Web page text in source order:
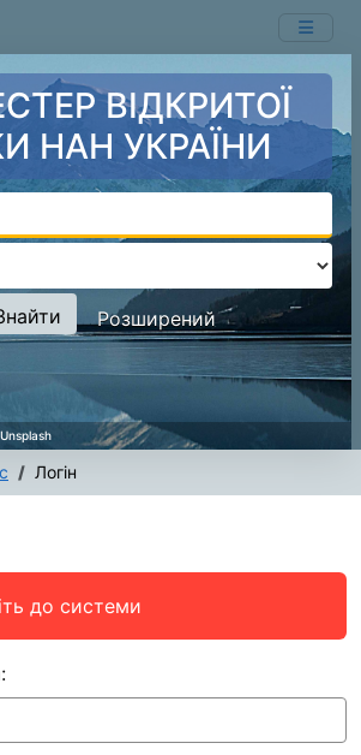
ВІДКРИТОЇ
НАН УКРАЇНИ
Розширений
Логін
до системи